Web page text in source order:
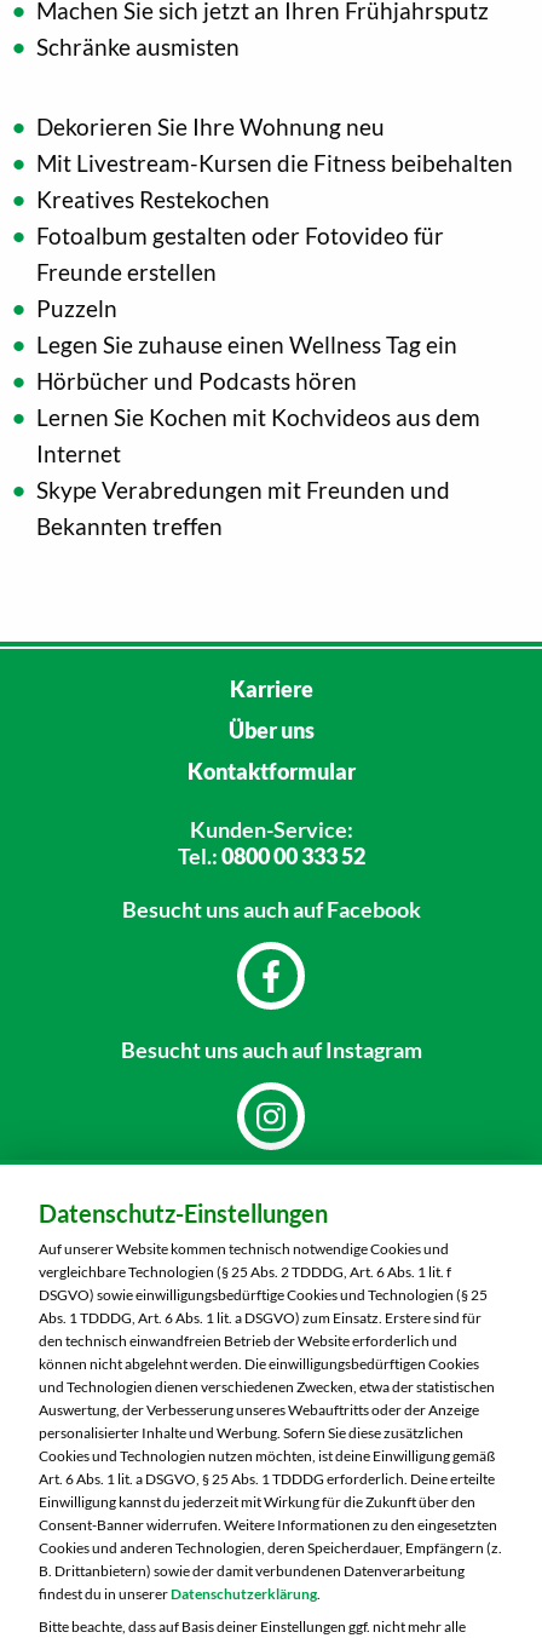
Machen Sie sich jetzt an Ihren Frühjahrsputz
Schränke ausmisten
Dekorieren Sie Ihre Wohnung neu
Mit Livestream-Kursen die Fitness beibehalten
Kreatives Restekochen
Fotoalbum gestalten oder Fotovideo für
Freunde erstellen
Puzzeln
Legen Sie zuhause einen Wellness Tag ein
Hörbücher und Podcasts hören
Lernen Sie Kochen mit Kochvideos aus dem
Internet
Skype Verabredungen mit Freunden und
Bekannten treffen
Karriere
Über uns
Kontaktformular
Kunden-Service:
Tel.:0800 00 333 52
Besucht unsauch auf Facebook
Besucht unsauch auf Instagram
MARKTKAUF Markkleeberg
Städtelner Straße 54
04416 Markkleeberg
Telefon:0341 35390
Markt ändern
Öffnungszeiten diese Woche:
Mo:
07:00 – 20:00 Uhr
Di:
07:00 – 20:00 Uhr
Mi:
07:00 – 20:00 Uhr
Do:
07:00 – 21:00 Uhr
Fr:
07:00 – 21:00 Uhr
Datenschutz-Einstellungen
Auf unserer Website kommen technisch notwendige Cookies und
vergleichbare Technologien (§ 25 Abs. 2 TDDDG, Art. 6 Abs. 1 lit. f
DSGVO) sowie einwilligungsbedürftige Cookies und Technologien (§ 25
Abs. 1 TDDDG, Art. 6 Abs. 1 lit. a DSGVO) zum Einsatz. Erstere sind für
den technisch einwandfreien Betrieb der Website erforderlich und
können nicht abgelehnt werden. Die einwilligungsbedürftigen Cookies
und Technologien dienen verschiedenen Zwecken, etwa der statistischen
Auswertung, der Verbesserung unseres Webauftritts oder der Anzeige
personalisierter Inhalte und Werbung. Sofern Sie diese zusätzlichen
Cookies und Technologien nutzen möchten, ist deine Einwilligung gemäß
Art. 6 Abs. 1 lit. a DSGVO, § 25 Abs. 1 TDDDG erforderlich. Deine erteilte
Einwilligung kannst du jederzeit mit Wirkung für die Zukunft über den
Consent-Banner widerrufen. Weitere Informationen zu den eingesetzten
Cookies und anderen Technologien, deren Speicherdauer, Empfängern (z.
B. Drittanbietern) sowie der damit verbundenen Datenverarbeitung
findest du in unsererDatenschutzerklärung.
Bitte beachte, dass auf Basis deiner Einstellungen ggf. nicht mehr alle